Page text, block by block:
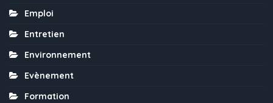
Emploi
Entretien
Environnement
Evènement
Formation